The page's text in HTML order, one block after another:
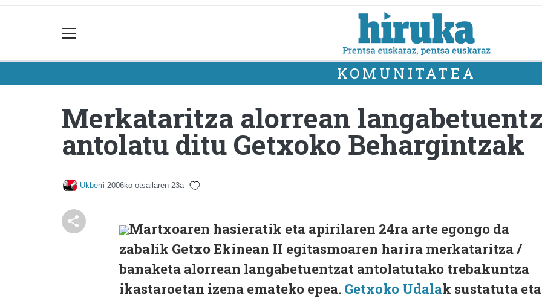
KOMUNITATEA
Merkataritza alorrean
antolatu ditu Getxoko Behargintzak
Ukberri 2006ko otsailaren 23a
Martxoaren hasieratik eta apirilaren 24ra arte egongo da
zabalik Getxo Ekinean II egitasmoaren harira merkataritza /
banaketa alorrean langabetuentzat antolatutako trebakuntza
ikastaroetan izena emateko epea. Getxoko Udalak sustatuta eta